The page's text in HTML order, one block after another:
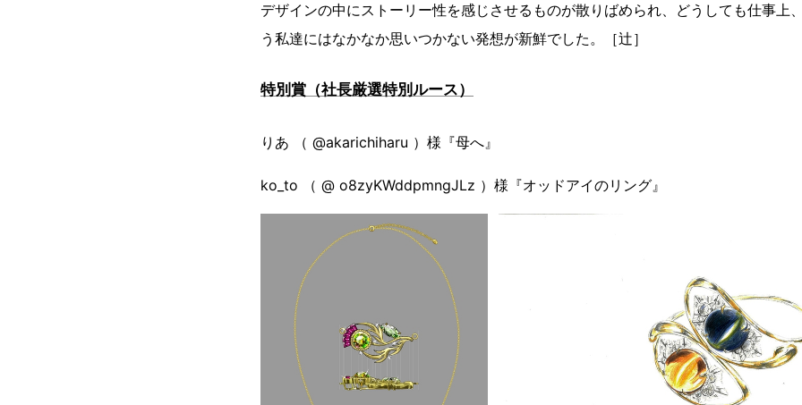
デザインの中にストーリー性を感じさせるものが散りばめられ、どうしても仕事上
う私達にはなかなか思いつかない発想が新鮮でした。［辻］
特別賞（社長厳選特別ルース）
りあ （ @akarichiharu ）様『母へ』
ko_to （ @ o8zyKWddpmngJLz ）様『オッドアイのリング』